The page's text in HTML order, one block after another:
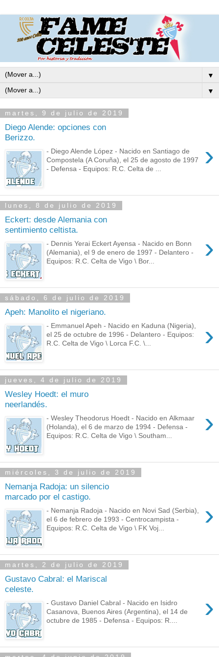
▼
▼
martes, 9 de julio de 2019
Diego Alende: opciones con
Berizzo.
›
- Diego Alende López - Nacido en Santiago de
Compostela (A Coruña), el 25 de agosto de 1997
- Defensa - Equipos: R.C. Celta de ...
lunes, 8 de julio de 2019
Eckert: desde Alemania con
sentimiento celtista.
›
- Dennis Yerai Eckert Ayensa - Nacido en Bonn
(Alemania), el 9 de enero de 1997 - Delantero -
Equipos: R.C. Celta de Vigo \ Bor...
sábado, 6 de julio de 2019
Apeh: Manolito el nigeriano.
›
- Emmanuel Apeh - Nacido en Kaduna (Nigeria),
el 25 de octubre de 1996 - Delantero - Equipos:
R.C. Celta de Vigo \ Lorca F.C. \...
jueves, 4 de julio de 2019
Wesley Hoedt: el muro
neerlandés.
›
- Wesley Theodorus Hoedt - Nacido en Alkmaar
(Holanda), el 6 de marzo de 1994 - Defensa -
Equipos: R.C. Celta de Vigo \ Southam...
miércoles, 3 de julio de 2019
Nemanja Radoja: un silencio
marcado por el castigo.
›
- Nemanja Radoja - Nacido en Novi Sad (Serbia),
el 6 de febrero de 1993 - Centrocampista -
Equipos: R.C. Celta de Vigo \ FK Voj...
martes, 2 de julio de 2019
Gustavo Cabral: el Mariscal
celeste.
›
- Gustavo Daniel Cabral - Nacido en Isidro
Casanova, Buenos Aires (Argentina), el 14 de
octubre de 1985 - Defensa - Equipos: R....